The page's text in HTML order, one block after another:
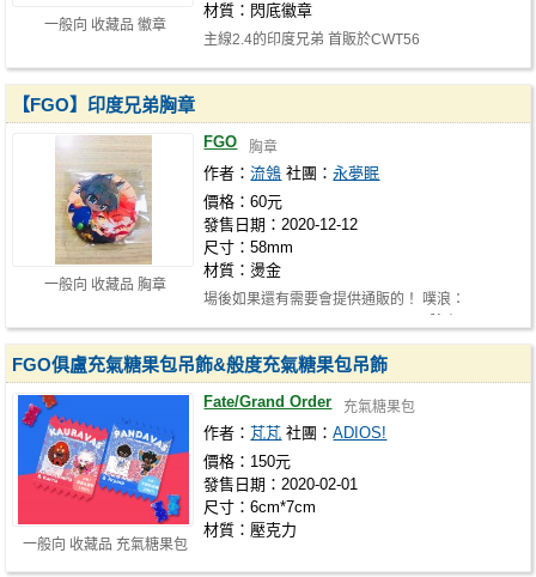
一般向 收藏品 徽章
材質：閃底徽章
主線2.4的印度兄弟 首販於CWT56
一般向 收藏品 胸章
【FGO】印度兄弟胸章
FGO 胸章
作者：流鴒 社團：永夢眠
價格：60元
發售日期：2020-12-12
尺寸：58mm
材質：燙金
場後如果還有需要會提供通販的！ 噗浪：
一般向 收藏品 充氣糖果包
FGO俱盧充氣糖果包吊飾&般度充氣糖果包吊飾
Fate/Grand Order 充氣糖果包
作者：芃芃 社團：ADIOS!
價格：150元
發售日期：2020-02-01
尺寸：6cm*7cm
材質：壓克力